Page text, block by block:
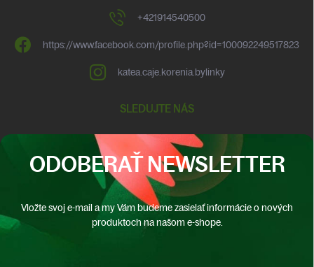
+421914540500
https://www.facebook.com/profile.php?id=100092249517823
katea.caje.korenia.bylinky
SLEDUJTE NÁS
ODOBERAŤ NEWSLETTER
Vložte svoj e-mail a my Vám budeme zasielať informácie o nových
produktoch na našom e-shope.